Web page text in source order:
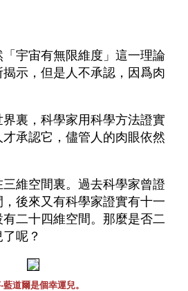
「宇宙有無限維度」這一理論
示，但是人不承認，因爲肉
裏，科學家用科學方法證實
承認它，儘管人的肉眼依然
維空間裏。過去科學家曾證
後來又有科學家證實有十一
二十四維空間。那麼是否二
呢？
藍道爾是個幸運兒。